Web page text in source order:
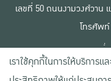
เลขที่ 50 ถนนงามวงศ์วาน
โทรศัพท์
เงื่
ข้
นโ
เราใช้คุกกี้ในการให้บริการ